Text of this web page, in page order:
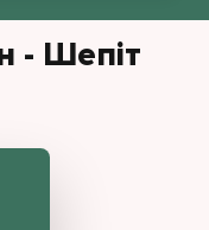
- Шепіт